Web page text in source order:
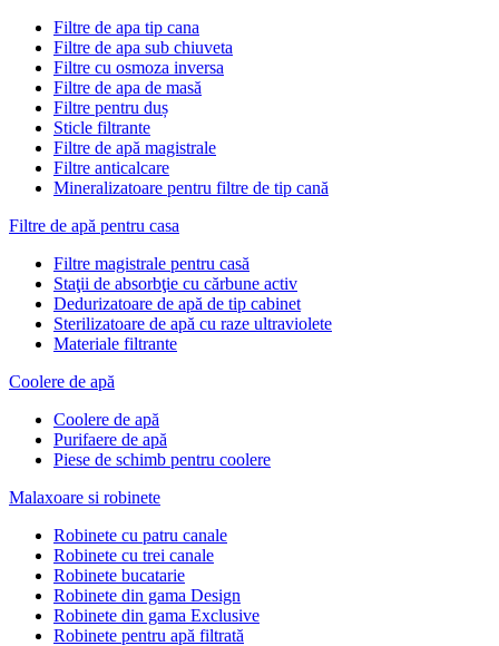
Filtre de apa tip cana
Filtre de apa sub chiuveta
Filtre cu osmoza inversa
Filtre de apa de masă
Filtre pentru duș
Sticle filtrante
Filtre de apă magistrale
Filtre anticalcare
Mineralizatoare pentru filtre de tip cană
Filtre de apă pentru casa
Filtre magistrale pentru casă
Staţii de absorbţie cu cărbune activ
Dedurizatoare de apă de tip cabinet
Sterilizatoare de apă cu raze ultraviolete
Materiale filtrante
Coolere de apă
Сoolere de apă
Purifaere de apă
Piese de schimb pentru coolere
Malaxoare si robinete
Robinete cu patru canale
Robinete cu trei canale
Robinete bucatarie
Robinete din gama Design
Robinete din gama Exclusive
Robinete pentru apă filtrată